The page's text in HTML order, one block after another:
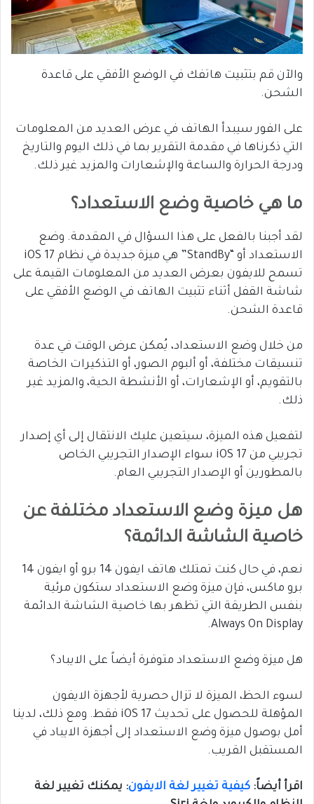
والآن قم بتثبيت هاتفك في الوضع الأفقي على قاعدة
الشحن.
على الفور سيبدأ الهاتف في عرض العديد من المعلومات
التي ذكرناها في مقدمة التقرير بما في ذلك اليوم والتاريخ
ودرجة الحرارة والساعة والإشعارات والمزيد غير ذلك.
ما هي خاصية وضع الاستعداد؟
لقد أجبنا بالفعل على هذا السؤال في المقدمة. وضع
الاستعداد أو “StandBy” هي ميزة جديدة في نظام iOS 17
تسمح للايفون بعرض العديد من المعلومات القيمة على
شاشة القفل أثناء تثبيت الهاتف في الوضع الأفقي على
قاعدة الشحن.
من خلال وضع الاستعداد، يُمكن عرض الوقت في عدة
تنسيقات مختلفة، أو ألبوم الصور، أو التذكيرات الخاصة
بالتقويم، أو الإشعارات، أو الأنشطة الحية، والمزيد غير
ذلك.
لتفعيل هذه الميزة، سيتعين عليك الانتقال إلى أي إصدار
تجريبي من iOS 17 سواء الإصدار التجريبي الخاص
بالمطورين أو الإصدار التجريبي العام.
هل ميزة وضع الاستعداد مختلفة عن
خاصية الشاشة الدائمة؟
نعم، في حال كنت تمتلك هاتف ايفون 14 برو أو ايفون 14
برو ماكس، فإن ميزة وضع الاستعداد ستكون مرئية
بنفس الطريقة التي تظهر بها خاصية الشاشة الدائمة
Always On Display.
هل ميزة وضع الاستعداد متوفرة أيضاً على الايباد؟
لسوء الحظ، الميزة لا تزال حصرية لأجهزة الايفون
المؤهلة للحصول على تحديث iOS 17 فقط. ومع ذلك، لدينا
أمل بوصول ميزة وضع الاستعداد إلى أجهزة الايباد في
المستقبل القريب.
اقرأ أيضاً: كيفية تغيير لغة الايفون: يمكنك تغيير لغة